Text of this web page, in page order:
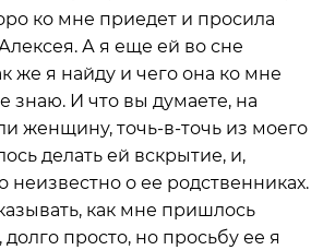
ко мне приедет и просила
А я еще ей во сне
же я найду и чего она ко мне
знаю. И что вы думаете, на
женщину, точь-в-точь из моего
делать ей вскрытие, и,
неизвестно о ее родственниках.
как мне пришлось
долго просто, но просьбу ее я